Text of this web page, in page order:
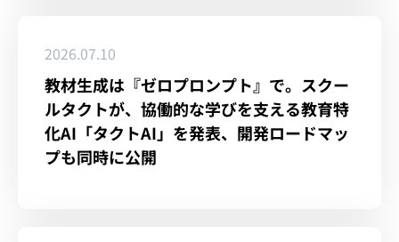
2026.07.10
教材生成は『ゼロプロンプト』で。スクー
ルタクトが、協働的な学びを支える教育特
化AI「タクトAI」を発表、開発ロードマッ
プも同時に公開